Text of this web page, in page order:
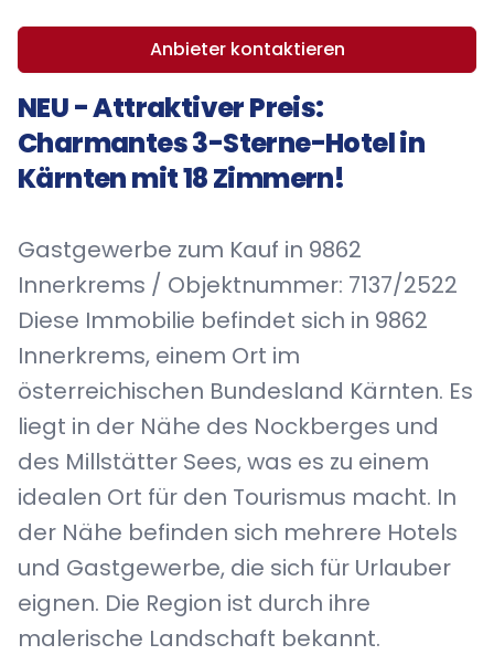
Anbieter kontaktieren
NEU - Attraktiver Preis:
Charmantes 3-Sterne-Hotel in
Kärnten mit 18 Zimmern!
Gastgewerbe zum Kauf in 9862
Innerkrems / Objektnummer: 7137/2522
Diese Immobilie befindet sich in 9862
Innerkrems, einem Ort im
österreichischen Bundesland Kärnten. Es
liegt in der Nähe des Nockberges und
des Millstätter Sees, was es zu einem
idealen Ort für den Tourismus macht. In
der Nähe befinden sich mehrere Hotels
und Gastgewerbe, die sich für Urlauber
eignen. Die Region ist durch ihre
malerische Landschaft bekannt.